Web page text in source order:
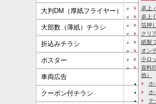
大判DM（厚紙フライヤー）
大部数（薄紙）チラシ
折込みチラシ
ポスター
車両広告
クーポン付チラシ
卓上
卓上
箔押
クリ
紙製
オン
小ロ
資料
他）
ホ
ホ
テ